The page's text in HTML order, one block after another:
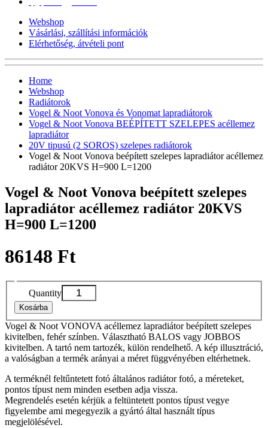
Webshop
Vásárlási, szállítási információk
Elérhetőség, átvételi pont
Home
Webshop
Radiátorok
Vogel & Noot Vonova és Vonomat lapradiátorok
Vogel & Noot Vonova BEÉPÍTETT SZELEPES acéllemez
lapradiátor
20V tipusú (2 SOROS) szelepes radiátorok
Vogel & Noot Vonova beépített szelepes lapradiátor acéllemez
radiátor 20KVS H=900 L=1200
Vogel & Noot Vonova beépített szelepes
lapradiátor acéllemez radiátor 20KVS
H=900 L=1200
86148 Ft
Quantity
Kosárba
Vogel & Noot VONOVA acéllemez lapradiátor beépített szelepes
kivitelben, fehér színben. Választható BALOS vagy JOBBOS
kivitelben. A tartó nem tartozék, külön rendelhető. A kép illusztráció,
a valóságban a termék arányai a méret függvényében eltérhetnek.
A terméknél feltűntetett fotó általános radiátor fotó, a méreteket,
pontos típust nem minden esetben adja vissza.
Megrendelés esetén kérjük a feltüntetett pontos típust vegye
figyelembe ami megegyezik a gyártó által használt típus
megjelölésével.